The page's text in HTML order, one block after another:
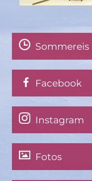
Sommereis
Facebook
Instagram
Fotos